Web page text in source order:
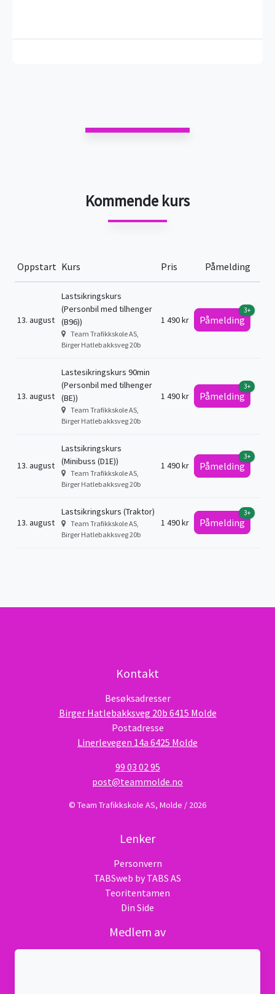
Kommende kurs
Oppstart Kurs Pris Påmelding
13. august
Lastsikringskurs
(Personbil med tilhenger
(B96))
Team Trafikkskole AS,
Birger Hatlebakksveg 20b
1 490 kr Påmelding
3+
13. august
Lastesikringskurs 90min
(Personbil med tilhenger
(BE))
Team Trafikkskole AS,
Birger Hatlebakksveg 20b
1 490 kr Påmelding
3+
13. august
Lastsikringskurs
(Minibuss (D1E))
Team Trafikkskole AS,
Birger Hatlebakksveg 20b
1 490 kr Påmelding
3+
13. august
Lastsikringskurs (Traktor)
Team Trafikkskole AS,
Birger Hatlebakksveg 20b
1 490 kr Påmelding
3+
Kontakt
Besøksadresser
Birger Hatlebakksveg 20b 6415 Molde
Postadresse
Linerlevegen 14a 6425 Molde
99 03 02 95
post@teammolde.no
© Team Trafikkskole AS, Molde / 2026
Lenker
Personvern
TABSweb by TABS AS
Teoritentamen
Din Side
Medlem av